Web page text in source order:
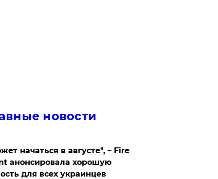
новости
начаться в августе", – Fire
анонсировала хорошую
для всех украинцев